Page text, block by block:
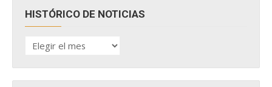
HISTÓRICO DE NOTICIAS
HISTÓRICO
DE